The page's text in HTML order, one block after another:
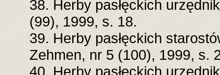
38. Herby pasłęckich
(99), 1999, s. 18.
39. Herby pasłęckich
Zehmen, nr 5 (100), 1999, s.
40. Herby pasłęckich